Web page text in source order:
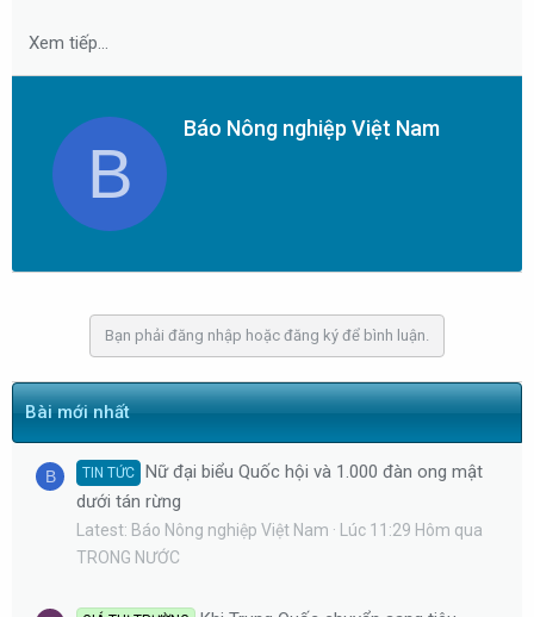
a
Xem tiếp...
B
W
b
y
Báo Nông nghiệp Việt Nam
Bạn phải đăng nhập hoặc đăng ký để bình luận.
Bài mới nhất
B TIN TỨC
Nữ đại biểu Quốc hội và 1.000 đàn ong mật
dưới tán rừng
Latest: Báo Nông nghiệp Việt Nam
Lúc 11:29 Hôm qua
TRONG NƯỚC